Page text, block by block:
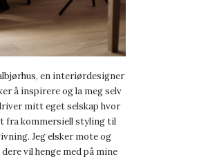
en interiørdesigner
å inspirere og la meg selv
mitt eget selskap hvor
fra kommersiell styling til
Jeg elsker mote og
vil henge med på mine